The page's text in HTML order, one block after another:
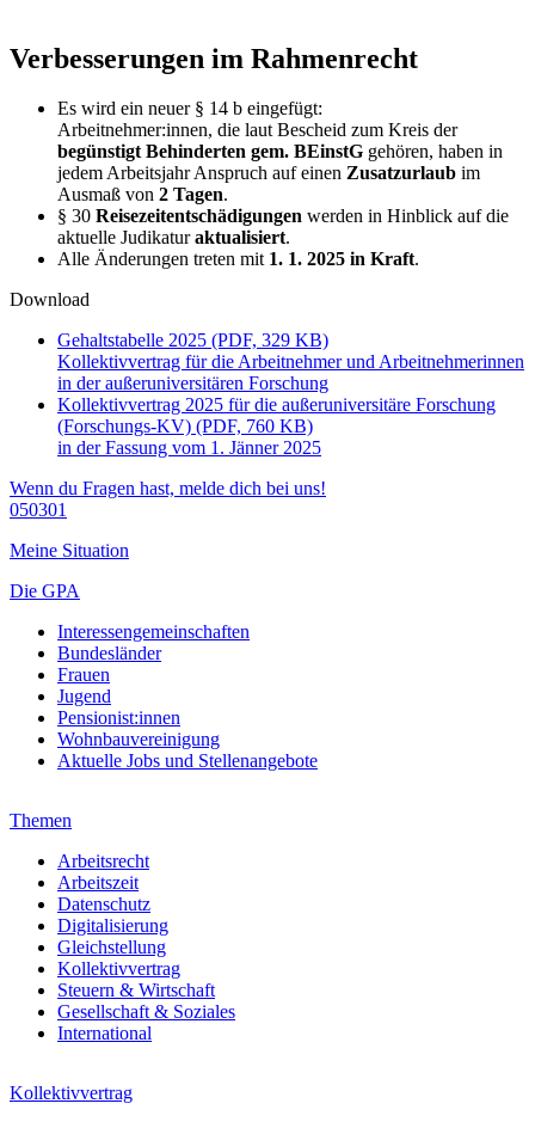
Verbesserungen im Rahmenrecht
Es wird ein neuer § 14 b eingefügt:
Arbeitnehmer:innen, die laut Bescheid zum Kreis der
begünstigt Behinderten gem. BEinstG gehören, haben in
jedem Arbeitsjahr Anspruch auf einen Zusatzurlaub im
Ausmaß von 2 Tagen.
§ 30 Reisezeitentschädigungen werden in Hinblick auf die
aktuelle Judikaturaktualisiert.
Alle Änderungen treten mit 1. 1. 2025 in Kraft.
Download
Gehaltstabelle 2025 (PDF, 329 KB)
Kollektivvertrag für die Arbeitnehmer und Arbeitnehmerinnen
in der außeruniversitären Forschung
Kollektivvertrag 2025 für die außeruniversitäre Forschung
(Forschungs‑KV) (PDF, 760 KB)
in der Fassung vom 1. Jänner 2025
Wenn du Fragen hast, melde dich bei uns!
050301
Meine Situation
Die GPA
Interessengemeinschaften
Bundesländer
Frauen
Jugend
Pensionist:innen
Wohnbauvereinigung
Aktuelle Jobs und Stellenangebote
Themen
Arbeitsrecht
Arbeitszeit
Datenschutz
Digitalisierung
Gleichstellung
Kollektivvertrag
Steuern & Wirtschaft
Gesellschaft & Soziales
International
Kollektivvertrag